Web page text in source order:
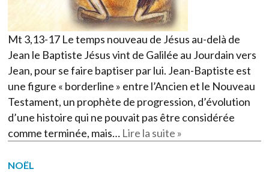
Mt 3,13-17 Le temps nouveau de Jésus au-delà de
Jean le Baptiste Jésus vint de Galilée au Jourdain vers
Jean, pour se faire baptiser par lui. Jean-Baptiste est
une figure « borderline » entre l’Ancien et le Nouveau
Testament, un prophète de progression, d’évolution
d’une histoire qui ne pouvait pas être considérée
comme terminée, mais… Lire la suite »
NOËL